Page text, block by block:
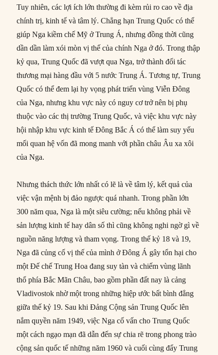
Tuy nhiên, các lợi ích lớn thường đi kèm rủi ro cao về địa
chính trị, kinh tế và tâm lý. Chẳng hạn Trung Quốc có thể
giúp Nga kiềm chế Mỹ ở Trung Á, nhưng đồng thời cũng
dần dần làm xói mòn vị thế của chính Nga ở đó. Trong thập
kỷ qua, Trung Quốc đã vượt qua Nga, trở thành đối tác
thương mại hàng đầu với 5 nước Trung Á. Tương tự, Trung
Quốc có thể đem lại hy vọng phát triển vùng Viễn Đông
của Nga, nhưng khu vực này có nguy cơ trở nên bị phụ
thuộc vào các thị trường Trung Quốc, và việc khu vực này
hội nhập khu vực kinh tế Đông Bắc Á có thể làm suy yếu
mối quan hệ vốn đã mong manh với phần châu Âu xa xôi
của Nga.
Nhưng thách thức lớn nhất có lẽ là về tâm lý, kết quả của
việc vận mệnh bị đảo ngược quá nhanh. Trong phần lớn
300 năm qua, Nga là một siêu cường; nếu không phải về
sản lượng kinh tế hay dân số thì cũng không nghi ngờ gì về
nguồn năng lượng và tham vọng. Trong thế kỷ 18 và 19,
Nga đã củng cố vị thế của mình ở Đông Á gây tổn hại cho
một Đế chế Trung Hoa đang suy tàn và chiếm vùng lãnh
thổ phía Bắc Mãn Châu, bao gồm phần đất nay là cảng
Vladivostok nhờ một trong những hiệp ước bất bình đẳng
giữa thế kỷ 19. Sau khi Đảng Cộng sản Trung Quốc lên
nắm quyền năm 1949, việc Nga cố vấn cho Trung Quốc
một cách ngạo mạn đã dẫn đến sự chia rẽ trong phong trào
cộng sản quốc tế những năm 1960 và cuối cùng đẩy Trung